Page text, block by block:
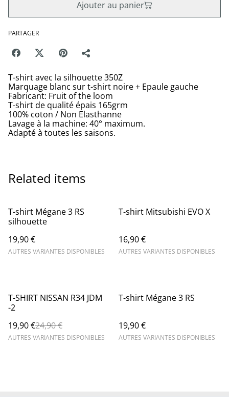
Ajouter au panier
PARTAGER
T-shirt avec la silhouette 350Z
Marquage blanc sur t-shirt noire + Epaule gauche
Fabricant: Fruit of the loom
T-shirt de qualité épais 165grm
100% coton / Non Elasthanne
Lavage à la machine: 40° maximum.
Adapté à toutes les saisons.
Related items
T-shirt Mégane 3 RS
silhouette
19,90 €
AUTRES VARIANTES DISPONIBLES
T-shirt Mitsubishi EVO X
16,90 €
AUTRES VARIANTES DISPONIBLES
%
T-SHIRT NISSAN R34 JDM
-2
19,90 €24,90 €
AUTRES VARIANTES DISPONIBLES
T-shirt Mégane 3 RS
19,90 €
AUTRES VARIANTES DISPONIBLES